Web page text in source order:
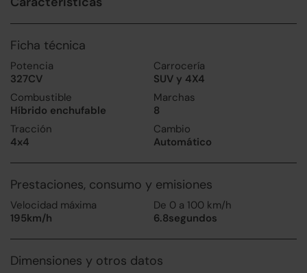
Ficha técnica
Potencia
327CV
Carrocería
SUV y 4X4
Combustible
Híbrido enchufable
Marchas
8
Tracción
4x4
Cambio
Automático
Prestaciones, consumo y emisiones
Velocidad máxima
195km/h
De 0 a 100 km/h
6.8segundos
Dimensiones y otros datos